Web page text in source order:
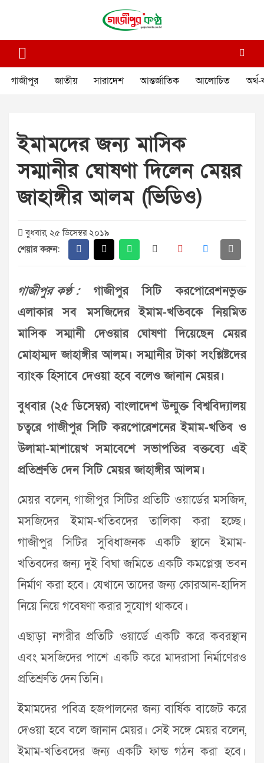
গাজীপুর কণ্ঠ
গাজীপুর জাতীয় সারাদেশ আন্তর্জাতিক আলোচিত অর্থ-
ইমামদের জন্য মাসিক
সম্মানীর ঘোষণা দিলেন মেয়র
জাহাঙ্গীর আলম (ভিডিও)
বুধবার, ২৫ ডিসেম্বর ২০১৯
শেয়ার করুন:
গাজীপুর কণ্ঠ :গাজীপুর সিটি করপোরেশনভুক্ত
এলাকার সব মসজিদের ইমাম-খতিবকে নিয়মিত
মাসিক সম্মানী দেওয়ার ঘোষণা দিয়েছেন মেয়র
মোহাম্মদ জাহাঙ্গীর আলম। সম্মানীর টাকা সংশ্লিষ্টদের
ব্যাংক হিসাবে দেওয়া হবে বলেও জানান মেয়র।
বুধবার (২৫ ডিসেম্বর) বাংলাদেশ উন্মুক্ত বিশ্ববিদ্যালয়
চত্বরে গাজীপুর সিটি করপোরেশনের ইমাম-খতিব ও
উলামা-মাশায়েখ সমাবেশে সভাপতির বক্তব্যে এই
প্রতিশ্রুতি দেন সিটি মেয়র জাহাঙ্গীর আলম।
মেয়র বলেন, গাজীপুর সিটির প্রতিটি ওয়ার্ডের মসজিদ,
মসজিদের ইমাম-খতিবদের তালিকা করা হচ্ছে।
গাজীপুর সিটির সুবিধাজনক একটি স্থানে ইমাম-
খতিবদের জন্য দুই বিঘা জমিতে একটি কমপ্লেক্স ভবন
নির্মাণ করা হবে। যেখানে তাদের জন্য কোরআন-হাদিস
নিয়ে নিয়ে গবেষণা করার সুযোগ থাকবে।
এছাড়া নগরীর প্রতিটি ওয়ার্ডে একটি করে কবরস্থান
এবং মসজিদের পাশে একটি করে মাদরাসা নির্মাণেরও
প্রতিশ্রুতি দেন তিনি।
ইমামদের পবিত্র হজপালনের জন্য বার্ষিক বাজেট করে
দেওয়া হবে বলে জানান মেয়র। সেই সঙ্গে মেয়র বলেন,
ইমাম-খতিবদের জন্য একটি ফান্ড গঠন করা হবে।